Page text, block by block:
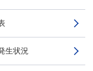
生状況